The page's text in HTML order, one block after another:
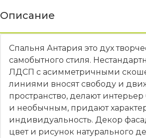
Описание
Спальня Антария это дух
самобытного стиля.
ЛДСП с асимметричными
линиями вносят свободу и
пространство, делают
и необычным, придают
индивидуальность. Декор
цвет и рисунок натурального